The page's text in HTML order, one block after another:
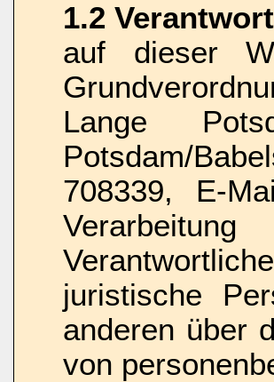
1.2
auf dieser
Lange
Potsdam/
708339, E-
juristische
anderen über
von